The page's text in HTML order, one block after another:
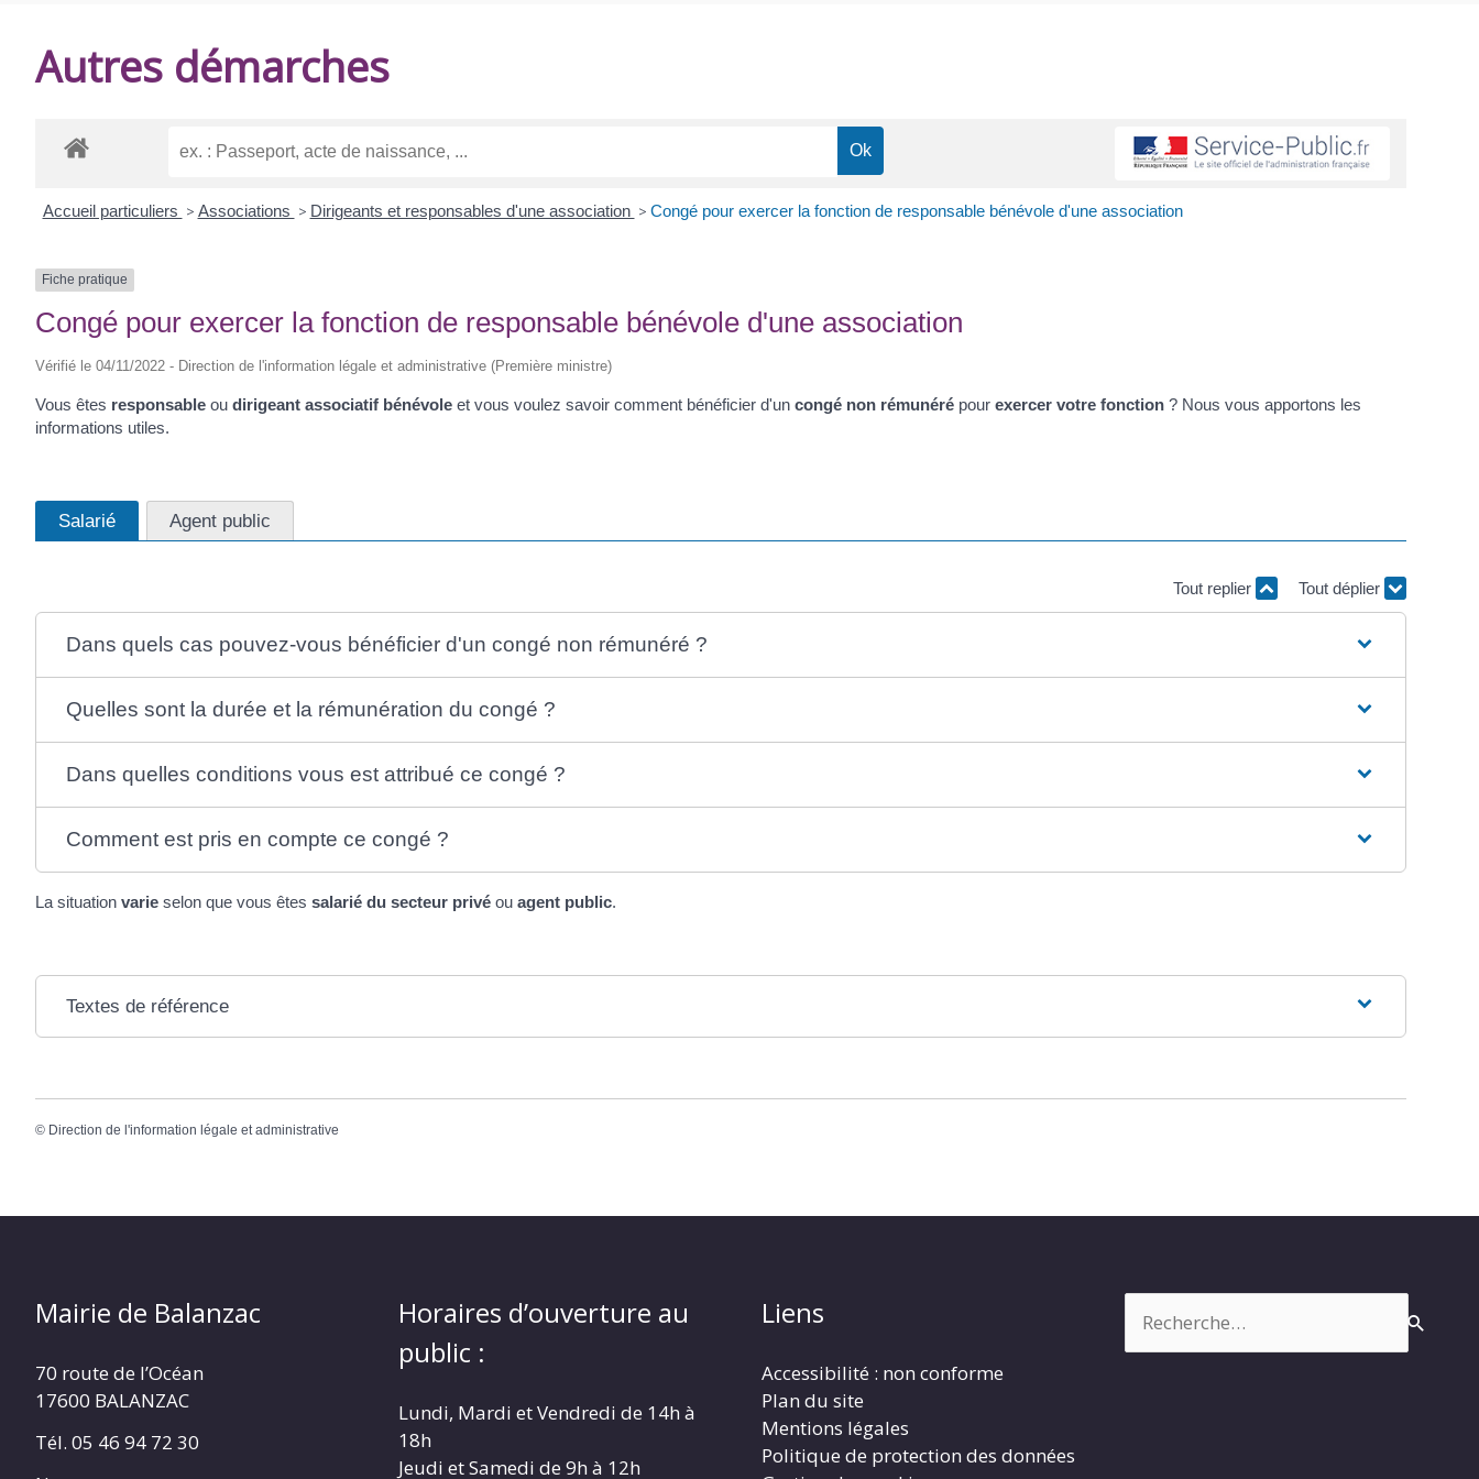
Autres démarches
Accueil particuliers > Associations > Dirigeants et responsables d'une association > Congé pour exercer la fonction de responsable bénévole d'une association
Fiche pratique
Congé pour exercer la fonction de responsable bénévole d'une association
Vérifié le 04/11/2022 - Direction de l'information légale et administrative (Première ministre)
Vous êtes responsable ou dirigeant associatif bénévole et vous voulez savoir comment bénéficier d'un congé non rémunéré pour exercer votre fonction ? Nous vous apportons les
informations utiles.
Salarié Agent public
Tout replier Tout déplier
Dans quels cas pouvez-vous bénéficier d'un congé non rémunéré ?
Quelles sont la durée et la rémunération du congé ?
Dans quelles conditions vous est attribué ce congé ?
Comment est pris en compte ce congé ?
La situation varie selon que vous êtes salarié du secteur privé ou agent public.
Textes de référence
© Direction de l'information légale et administrative
Mairie de Balanzac
70 route de l’Océan
17600 BALANZAC
Tél. 05 46 94 72 30
Horaires d’ouverture au
public :
Lundi, Mardi et Vendredi de 14h à
18h
Jeudi et Samedi de 9h à 12h
Liens
Accessibilité : non conforme
Plan du site
Mentions légales
Politique de protection des données